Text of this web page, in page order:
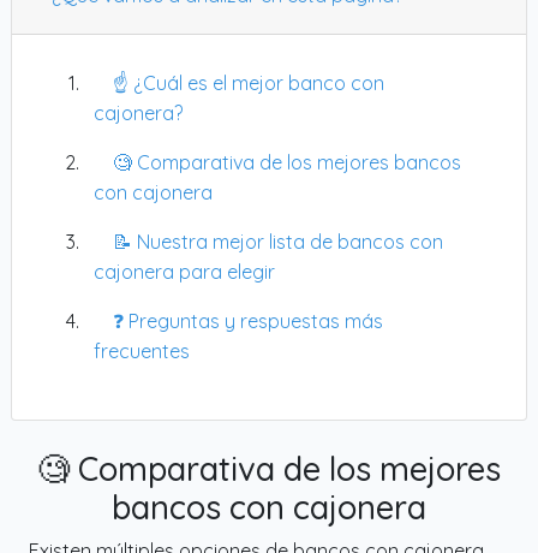
☝️ ¿Cuál es el mejor banco con
cajonera?
🧐 Comparativa de los mejores bancos
con cajonera
📝 Nuestra mejor lista de bancos con
cajonera para elegir
❓ Preguntas y respuestas más
frecuentes
🧐 Comparativa de los mejores
bancos con cajonera